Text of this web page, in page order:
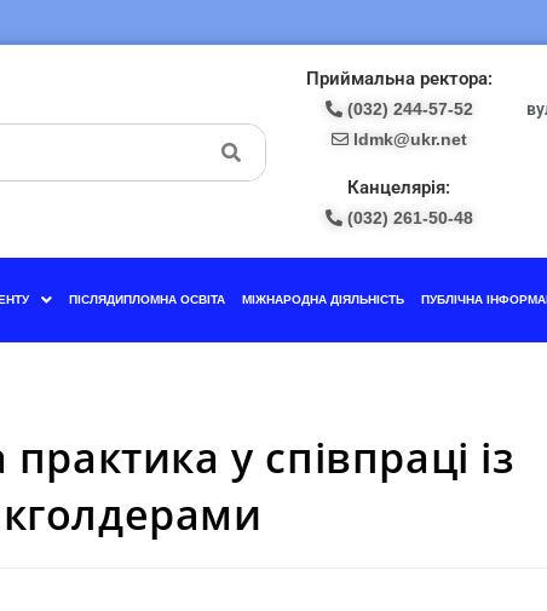
Приймальна ректора:
(032) 244-57-52
ldmk@ukr.net
Канцелярія:
(032) 261-50-48
ПІСЛЯДИПЛОМНА ОСВІТА МІЖНАРОДНА ДІЯЛЬНІСТЬ ПУБЛІЧНА
у співпраці із